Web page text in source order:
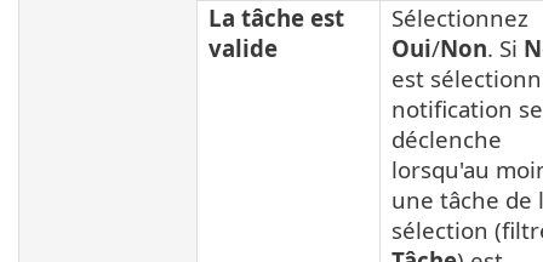
La tâche est
valide
Sélectionnez
Oui/Non. Si
est
notification se
déclenche
lorsqu'au
une tâche de
sélection